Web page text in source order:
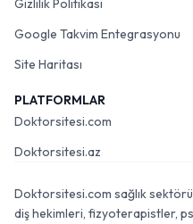
Gizlilik Politikası
Google Takvim Entegrasyonu
Site Haritası
PLATFORMLAR
Doktorsitesi.com
Doktorsitesi.az
Doktorsitesi.com sağlık
diş hekimleri, fizyoterapistler,